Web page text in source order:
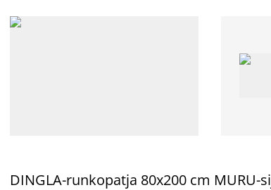
DINGLA-runkopatja 80x200 cm